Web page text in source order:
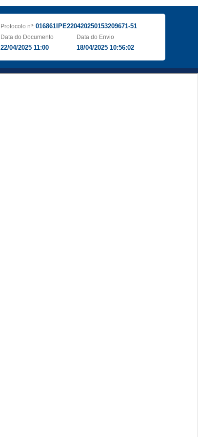
Protocolo nº: 016861IPE220420250153209671-51
Data do Documento
22/04/2025 11:00
Data do Envio
18/04/2025 10:56:02